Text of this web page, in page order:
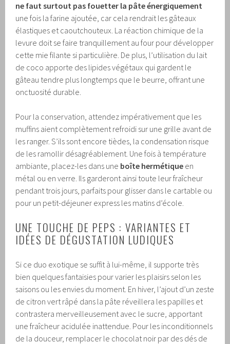
ne faut surtout pas fouetter la pâte énergiquement
une fois la farine ajoutée, car cela rendrait les gâteaux
élastiques et caoutchouteux. La réaction chimique de la
levure doit se faire tranquillement au four pour développer
cette mie filante si particulière. De plus, l’utilisation du lait
de coco apporte des lipides végétaux qui gardent le
gâteau tendre plus longtemps que le beurre, offrant une
onctuosité durable.
Pour la conservation, attendez impérativement que les
muffins aient complètement refroidi sur une grille avant de
les ranger. S’ils sont encore tièdes, la condensation risque
de les ramollir désagréablement. Une fois à température
ambiante, placez-les dans une boîte hermétique en
métal ou en verre. Ils garderont ainsi toute leur fraîcheur
pendant trois jours, parfaits pour glisser dans le cartable ou
pour un petit-déjeuner express les matins d’école.
UNE TOUCHE DE PEPS : VARIANTES ET
IDÉES DE DÉGUSTATION LUDIQUES
Si ce duo exotique se suffit à lui-même, il supporte très
bien quelques fantaisies pour varier les plaisirs selon les
saisons ou les envies du moment. En hiver, l’ajout d’un zeste
de citron vert râpé dans la pâte réveillera les papilles et
contrastera merveilleusement avec le sucre, apportant
une fraîcheur acidulée inattendue. Pour les inconditionnels
de la douceur, remplacer le chocolat noir par des dés de